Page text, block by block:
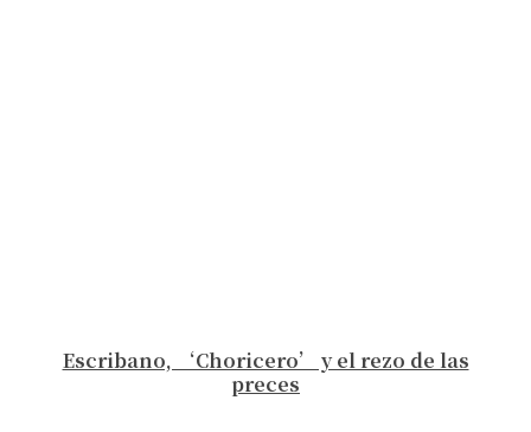
Escribano, ‘Choricero’ y el rezo de las
preces